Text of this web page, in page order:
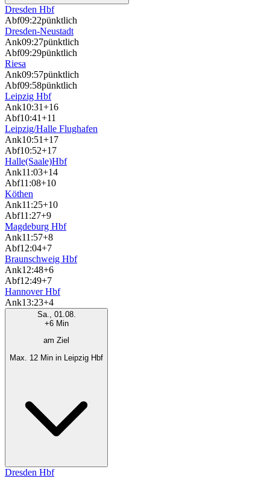
Dresden Hbf
Abf09:22pünktlich
Dresden-Neustadt
Ank09:27pünktlich
Abf09:29pünktlich
Riesa
Ank09:57pünktlich
Abf09:58pünktlich
Leipzig Hbf
Ank10:31+16
Abf10:41+11
Leipzig/Halle Flughafen
Ank10:51+17
Abf10:52+17
Halle(Saale)Hbf
Ank11:03+14
Abf11:08+10
Köthen
Ank11:25+10
Abf11:27+9
Magdeburg Hbf
Ank11:57+8
Abf12:04+7
Braunschweig Hbf
Ank12:48+6
Abf12:49+7
Hannover Hbf
Ank13:23+4
Sa., 01.08.
+6 Min
am Ziel
Max. 12 Min in Leipzig Hbf
Dresden Hbf